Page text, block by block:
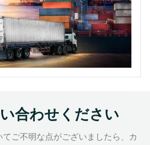
合わせください
ご不明な点がございましたら、カ